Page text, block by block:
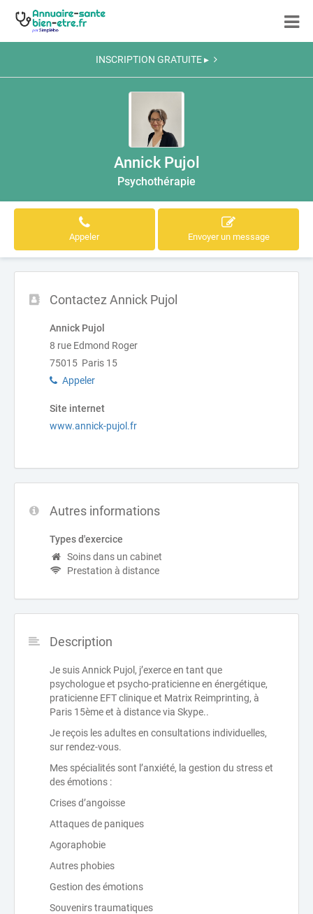
INSCRIPTION GRATUITE ▸
Annick Pujol
Psychothérapie
Appeler Envoyer un message
Contactez Annick Pujol
Annick Pujol
8 rue Edmond Roger
75015 Paris 15
Appeler
Site internet
www.annick-pujol.fr
Autres informations
Types d'exercice
Soins dans un cabinet
Prestation à distance
Description
Je suis Annick Pujol, j’exerce en tant que
psychologue et psycho-praticienne en énergétique,
praticienne EFT clinique et Matrix Reimprinting, à
Paris 15ème et à distance via Skype..
Je reçois les adultes en consultations individuelles,
sur rendez-vous.
Mes spécialités sont l’anxiété, la gestion du stress et
des émotions :
Crises d’angoisse
Attaques de paniques
Agoraphobie
Autres phobies
Gestion des émotions
Souvenirs traumatiques